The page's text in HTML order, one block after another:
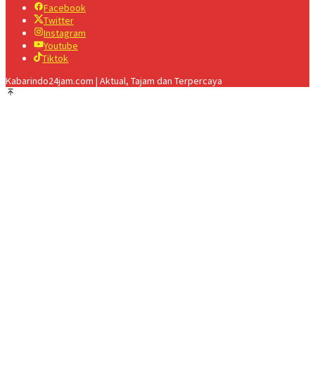
Facebook
Twitter
Instagram
Youtube
Tiktok
Kabarindo24jam.com | Aktual, Tajam dan Terpercaya